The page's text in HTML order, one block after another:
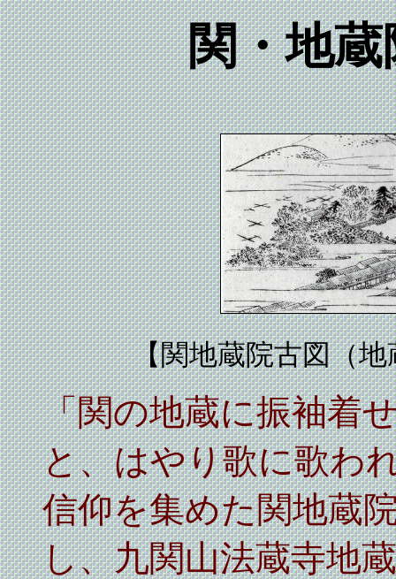
関・地蔵
【関地蔵院古図（
「関の地蔵に振袖着
と、はやり歌に歌わ
信仰を集めた関地蔵
し、九関山法蔵寺地